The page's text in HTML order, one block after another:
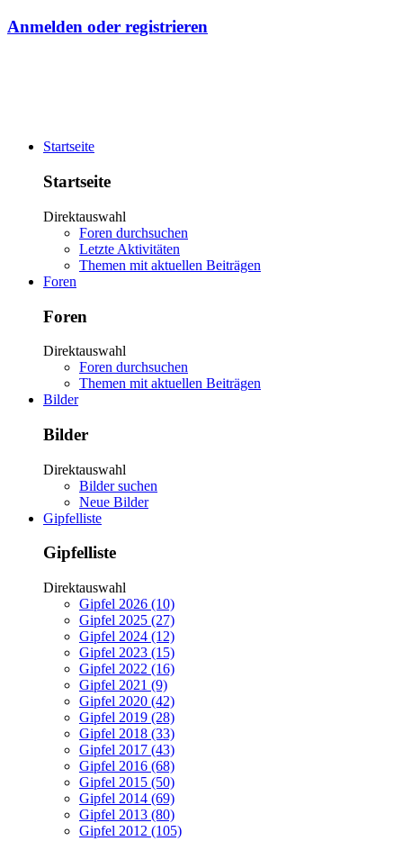
Anmelden oder registrieren
Startseite
Startseite
Direktauswahl
Foren durchsuchen
Letzte Aktivitäten
Themen mit aktuellen Beiträgen
Foren
Foren
Direktauswahl
Foren durchsuchen
Themen mit aktuellen Beiträgen
Bilder
Bilder
Direktauswahl
Bilder suchen
Neue Bilder
Gipfelliste
Gipfelliste
Direktauswahl
Gipfel 2026 (10)
Gipfel 2025 (27)
Gipfel 2024 (12)
Gipfel 2023 (15)
Gipfel 2022 (16)
Gipfel 2021 (9)
Gipfel 2020 (42)
Gipfel 2019 (28)
Gipfel 2018 (33)
Gipfel 2017 (43)
Gipfel 2016 (68)
Gipfel 2015 (50)
Gipfel 2014 (69)
Gipfel 2013 (80)
Gipfel 2012 (105)